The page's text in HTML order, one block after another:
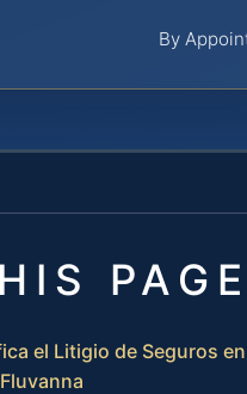
By
PAGE
el Litigio de Seguros